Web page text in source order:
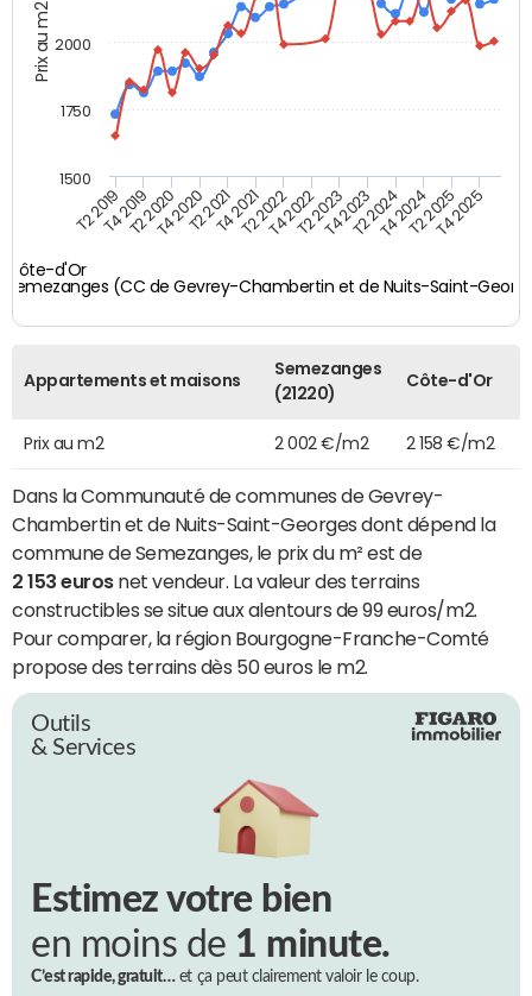
Prix au m2
Côte-d'Or
Semezanges (CC de Gevrey-Chambertin et de Nuits-Saint-
T2 2019T4 2019T2 2020T4 2020T2 2021T4 2021T2 2022T4 2022T2 2023T4 2023T2 2024T4 2024T2 2025T4 2025
2000
1500
1750
Appartements et maisons
Semezanges
(21220)
Côte-d'Or
Prix au m2 2 002 €/m2 2 158 €/m2
Dans la Communauté de communes de Gevrey-
Chambertin et de Nuits-Saint-Georges dont dépend la
commune de Semezanges, le prix du m² est de
2 153 eurosnet vendeur. La valeur des terrains
constructibles se situe aux alentours de 99 euros/m2.
Pour comparer, la région Bourgogne-Franche-Comté
propose des terrains dès 50 euros le m2.
Outils
& Services
Estimez votre bien
en moins de 1 minute.
C’est rapide, gratuit…et ça peut clairement valoir le coup.